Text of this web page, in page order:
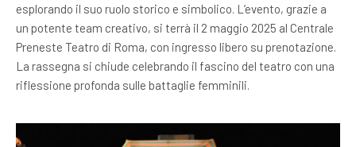
esplorando il suo ruolo storico e simbolico. L’evento, grazie a
un potente team creativo, si terrà il 2 maggio 2025 al Centrale
Preneste Teatro di Roma, con ingresso libero su prenotazione.
La rassegna si chiude celebrando il fascino del teatro con una
riflessione profonda sulle battaglie femminili.